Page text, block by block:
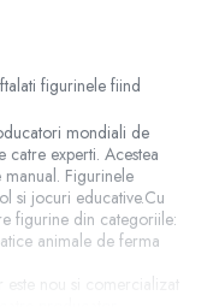
figurinele fiind
mondiali de
catre experti. Acestea
Figurinele
si jocuri educative.Cu
figurine din categoriile:
animale de ferma
nou si comercializat